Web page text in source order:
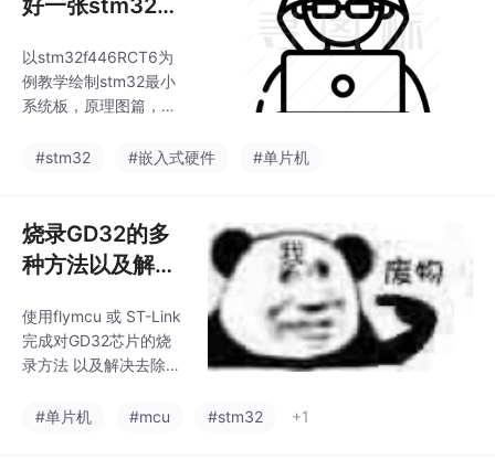
好一张stm32最
图篇）
以stm32f446RCT6为
例教学绘制stm32最小
系统板，原理图篇，通
#stm32
#嵌入式硬件 #单片机
烧录GD32的多
种方法以及解决
护等烧录失败问
题
使用flymcu 或 ST-Link
完成对GD32芯片的烧
录方法 以及解决去除读
GD32,串口下载
#单片机 #mcu #stm32 +1